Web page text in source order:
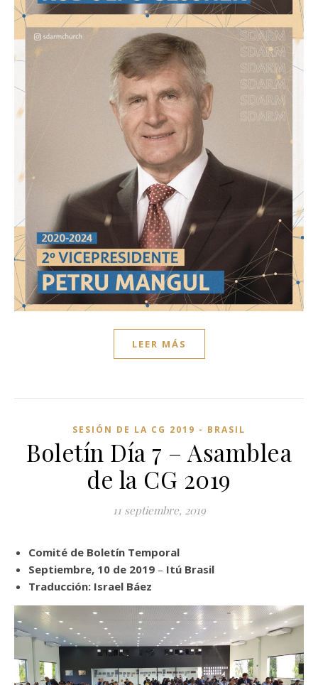
LEER MÁS
SESIÓN DE LA CG 2019 - BRASIL
Boletín Día 7 – Asamblea
de la CG 2019
11 septiembre, 2019
Comité de Boletín Temporal
Septiembre, 10 de 2019 – Itú Brasil
Traducción: Israel Báez